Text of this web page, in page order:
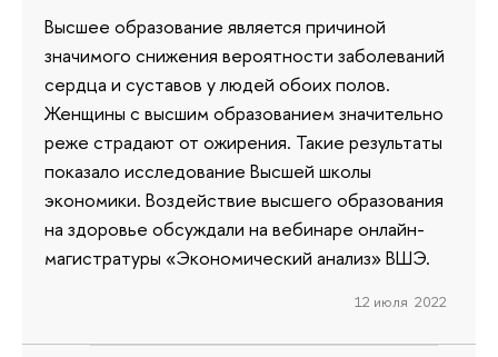
Высшее образование является причиной
значимого снижения вероятности заболеваний
сердца и суставов у людей обоих полов.
Женщины с высшим образованием значительно
реже страдают от ожирения. Такие результаты
показало исследование Высшей школы
экономики. Воздействие высшего образования
на здоровье обсуждали на вебинаре онлайн-
магистратуры «Экономический анализ» ВШЭ.
12 июля 2022